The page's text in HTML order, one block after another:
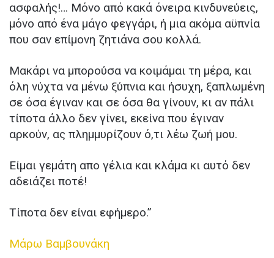
ασφαλής!… Μόνο από κακά όνειρα κινδυνεύεις,
μόνο από ένα μάγο φεγγάρι, ή μια ακόμα αϋπνία
που σαν επίμονη ζητιάνα σου κολλά.
Μακάρι να μπορούσα να κοιμάμαι τη μέρα, και
όλη νύχτα να μένω ξύπνια και ήσυχη, ξαπλωμένη
σε όσα έγιναν και σε όσα θα γίνουν, κι αν πάλι
τίποτα άλλο δεν γίνει, εκείνα που έγιναν
αρκούν, ας πλημμυρίζουν ό,τι λέω ζωή μου.
Είμαι γεμάτη απο γέλια και κλάμα κι αυτό δεν
αδειάζει ποτέ!
Τίποτα δεν είναι εφήμερο.”
Μάρω Βαμβουνάκη